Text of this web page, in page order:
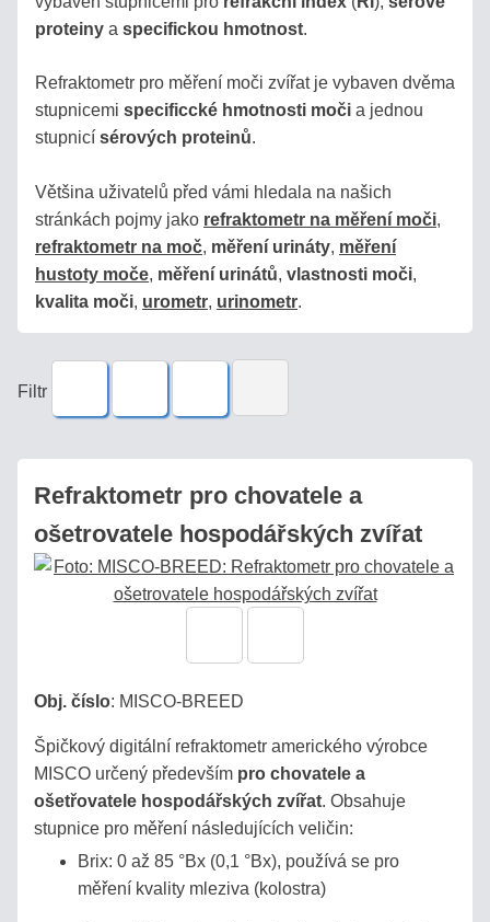
proteiny a specifickou hmotnost.
Refraktometr pro měření moči zvířat je vybaven dvěma
stupnicemi specificcké hmotnosti moči a jednou
stupnicí sérových proteinů.
Většina uživatelů před vámi hledala na našich
stránkách pojmy jako refraktometr na měření moči,
refraktometr na moč, měření urináty, měření
hustoty moče, měření urinátů, vlastnosti moči,
kvalita moči, urometr, urinometr.
Filtr
Refraktometr pro chovatele a
ošetrovatele hospodářských zvířat
Obj. číslo: MISCO-BREED
Špičkový digitální refraktometr amerického výrobce
MISCO určený především pro chovatele a
ošetřovatele hospodářských zvířat. Obsahuje
stupnice pro měření následujících veličin:
Brix: 0 až 85 °Bx (0,1 °Bx), používá se pro
měření kvality mleziva (kolostra)
Podívejte
bídné
jsou
plastové
Produkty
MED
DESTILÁTY
PIVO
AUTOMOBILY
REFRAKČNÍ
INDEX
MOČ,